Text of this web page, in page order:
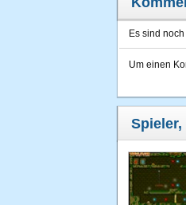
Es sind
Um einen